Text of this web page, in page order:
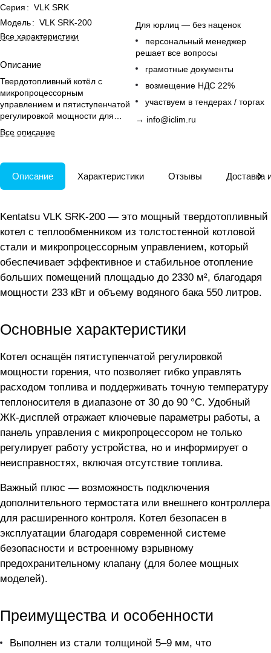
Серия : VLK SRK
Модель: VLK SRK-200
Все характеристики
Описание
Твердотопливный котёл с
микропроцессорным
управлением и пятиступенчатой
регулировкой мощности для
эффективного отопления
больших помещений.
Все описание
Для юрлиц — без наценок
персональный менеджер
решает все вопросы
грамотные документы
возмещение НДС 22%
участвуем в тендерах / торгах
→ info@iclim.ru
Описание Характеристики Отзывы Доставка
Kentatsu VLK SRK-200 — это мощный твердотопливный
котел с теплообменником из толстостенной котловой
стали и микропроцессорным управлением, который
обеспечивает эффективное и стабильное отопление
больших помещений площадью до 2330 м², благодаря
мощности 233 кВт и объему водяного бака 550 литров.
Основные характеристики
Котел оснащён пятиступенчатой регулировкой
мощности горения, что позволяет гибко управлять
расходом топлива и поддерживать точную температуру
теплоносителя в диапазоне от 30 до 90 °C. Удобный
ЖК-дисплей отражает ключевые параметры работы, а
панель управления с микропроцессором не только
регулирует работу устройства, но и информирует о
неисправностях, включая отсутствие топлива.
Важный плюс — возможность подключения
дополнительного термостата или внешнего контроллера
для расширенного контроля. Котел безопасен в
эксплуатации благодаря современной системе
безопасности и встроенному взрывному
предохранительному клапану (для более мощных
моделей).
Преимущества и особенности
Выполнен из стали толщиной 5–9 мм, что